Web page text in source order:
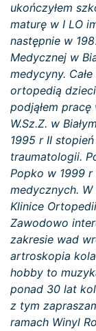
ukończyłem
maturę w I LO
następnie w
Medycznej w
medycyny.
ortopedią
podjąłem
W.Sz.Z. w
1995 r II
traumatologii.
Popko w 1999 r
medycznych.
Klinice
Zawodowo
zakresie wad
artroskopia
hobby to
ponad 30 lat
z tym
ramach Winyl